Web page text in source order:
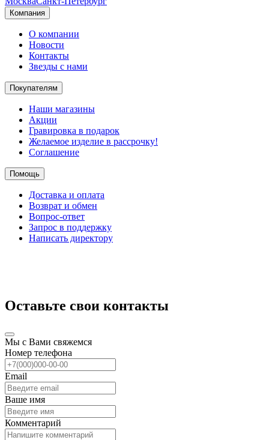
Компания
О компании
Новости
Контакты
Звезды с нами
Покупателям
Наши магазины
Акции
Гравировка в подарок
Желаемое изделие в рассрочку!
Соглашение
Помощь
Доставка и оплата
Возврат и обмен
Вопрос-ответ
Запрос в поддержку
Написать директору
Оставьте свои контакты
Мы с Вами свяжемся
Номер телефона
Email
Ваше имя
Комментарий